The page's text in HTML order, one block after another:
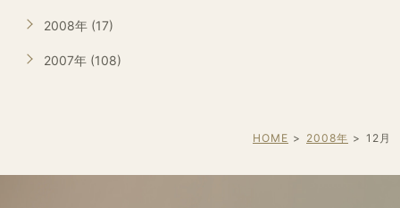
2008年 (17)
2007年 (108)
HOME 2008年 12 月